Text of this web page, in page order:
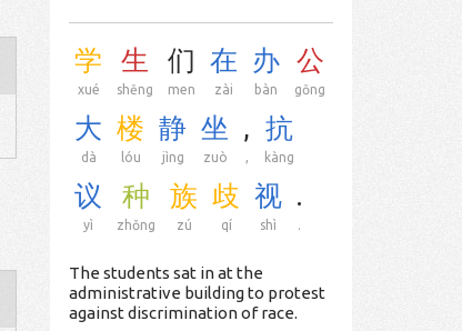
学
xué
生
shēng
们
men
在
zài
办
bàn
公
gōng
大
dà
楼
lóu
静
jìng
坐
zuò
,
,
抗
kàng
议
yì
种
zhǒng
族
zú
歧
qí
视
shì
.
.
The students sat in at the
administrative building to protest
against discrimination of race.